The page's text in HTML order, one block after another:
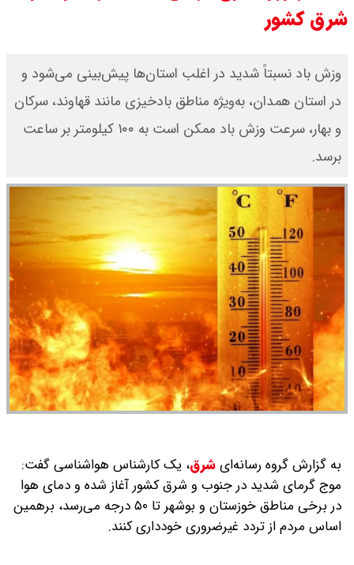
۱۴۰۵ اعلام شد/ طلا بر مدار صعود
قیمت نفت امروز جمعه ۱۶ مرداد ۱۴۰۵
/ نفت صعودی شد + جدول
شرق کشور
وزش باد نسبتاً شدید در اغلب استان‌ها پیش‌بینی می‌شود و
در استان همدان، به‌ویژه مناطق بادخیزی مانند قهاوند، سرکان
و بهار، سرعت وزش باد ممکن است به ۱۰۰ کیلومتر بر ساعت
برسد.
به گزارش گروه رسانه‌ایشرق، یک کارشناس هواشناسی گفت:
موج گرمای شدید در جنوب و شرق کشور آغاز شده و دمای هوا
در برخی مناطق خوزستان و بوشهر تا ۵۰ درجه می‌رسد، برهمین
اساس مردم از تردد غیرضروری خودداری کنند.